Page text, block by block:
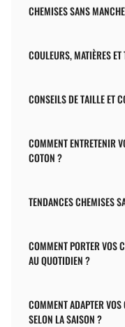
CHEMISES SANS
COULEURS, MATIÈRES ET
CONSEILS DE TAILLE ET
COMMENT ENTRETENIR
COTON ?
TENDANCES CHEMISES
COMMENT PORTER VOS
AU QUOTIDIEN ?
COMMENT ADAPTER
SELON LA SAISON ?